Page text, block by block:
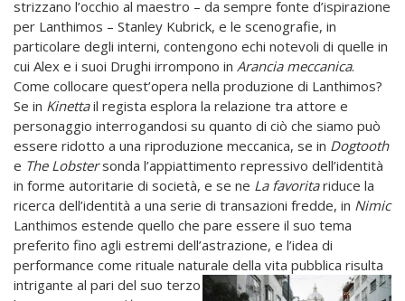
strizzano l’occhio al maestro – da sempre fonte d’ispirazione
per Lanthimos – Stanley Kubrick, e le scenografie, in
particolare degli interni, contengono echi notevoli di quelle in
cui Alex e i suoi Drughi irrompono in Arancia meccanica.
Come collocare quest’opera nella produzione di Lanthimos?
Se in Kinettail regista esplora la relazione tra attore e
personaggio interrogandosi su quanto di ciò che siamo può
essere ridotto a una riproduzione meccanica, se in Dogtooth
e The Lobstersonda l’appiattimento repressivo dell’identità
in forme autoritarie di società, e se ne La favoritariduce la
ricerca dell’identità a una serie di transazioni fredde, in Nimic
Lanthimos estende quello che pare essere il suo tema
preferito fino agli estremi dell’astrazione, e l’idea di
performance come rituale naturale della vita pubblica risulta
intrigante al pari del suo terzo